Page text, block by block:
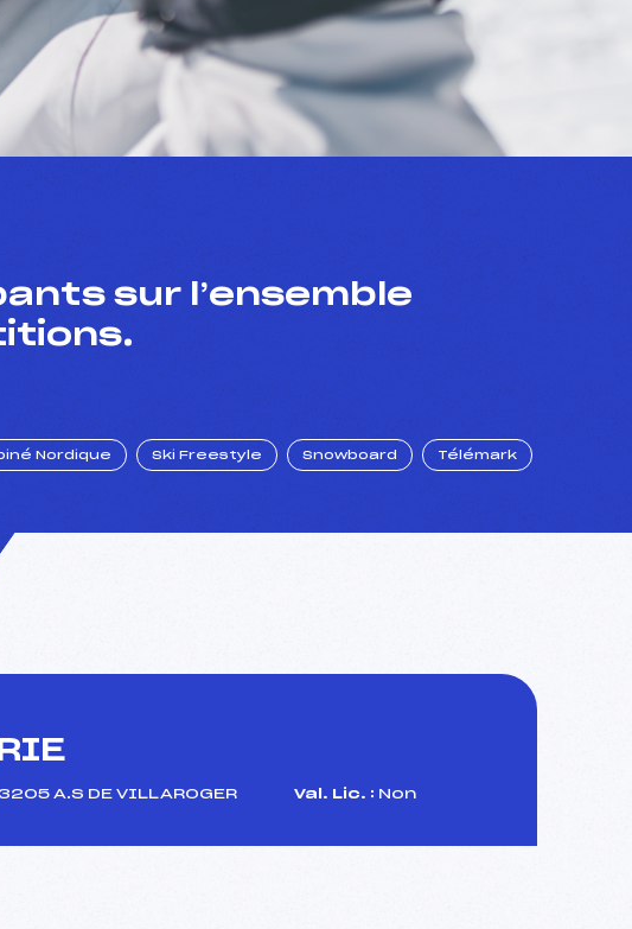
sur l’ensemble
Nordique Ski Freestyle Snowboard Télémark
A.S DE VILLAROGER Val. Lic. : Non